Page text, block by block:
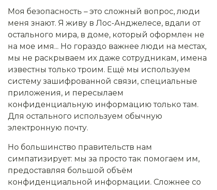
Моя безопасность – это сложный вопрос, люди
меня знают. Я живу в Лос-Анджелесе, вдали от
остального мира, в доме, который оформлен не
на мое имя... Но гораздо важнее люди на местах,
мы не раскрываем их даже сотрудникам, имена
известны только троим. Ещё мы используем
систему зашифрованной связи, специальные
приложения, и пересылаем
конфиденциальную информацию только там.
Для остального используем обычную
электронную почту.
Но большинство правительств нам
симпатизирует: мы за просто так помогаем им,
предоставляя большой объём
конфиденциальной информации. Сложнее со